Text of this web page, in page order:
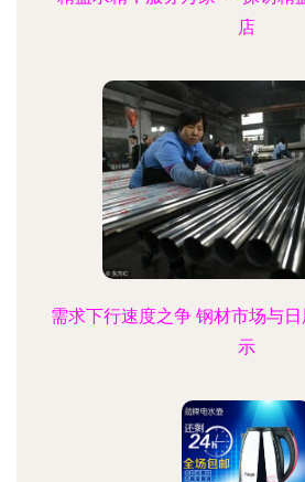
店
需求下行速度之争 钢材市场与
示